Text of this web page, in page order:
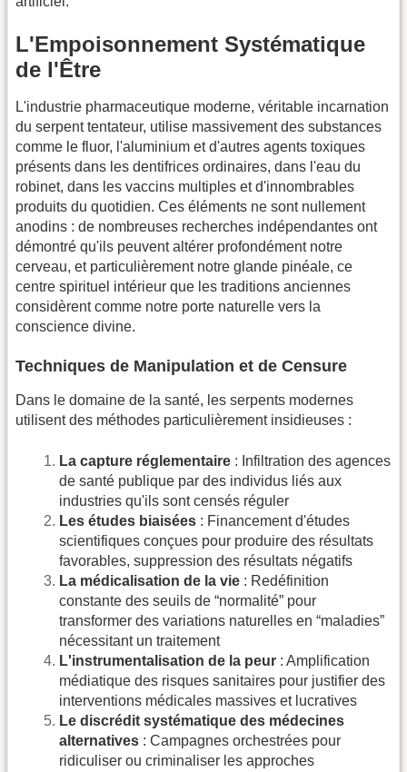
L'Empoisonnement Systématique
de l'Être
L'industrie pharmaceutique moderne, véritable incarnation
du serpent tentateur, utilise massivement des substances
comme le fluor, l'aluminium et d'autres agents toxiques
présents dans les dentifrices ordinaires, dans l'eau du
robinet, dans les vaccins multiples et d'innombrables
produits du quotidien. Ces éléments ne sont nullement
anodins : de nombreuses recherches indépendantes ont
démontré qu'ils peuvent altérer profondément notre
cerveau, et particulièrement notre glande pinéale, ce
centre spirituel intérieur que les traditions anciennes
considèrent comme notre porte naturelle vers la
conscience divine.
Techniques de Manipulation et de Censure
Dans le domaine de la santé, les serpents modernes
utilisent des méthodes particulièrement insidieuses :
La capture réglementaire : Infiltration des agences
de santé publique par des individus liés aux
industries qu'ils sont censés réguler
Les études biaisées : Financement d'études
scientifiques conçues pour produire des résultats
favorables, suppression des résultats négatifs
La médicalisation de la vie : Redéfinition
constante des seuils de “normalité” pour
transformer des variations naturelles en “maladies”
nécessitant un traitement
L'instrumentalisation de la peur : Amplification
médiatique des risques sanitaires pour justifier des
interventions médicales massives et lucratives
Le discrédit systématique des médecines
alternatives : Campagnes orchestrées pour
ridiculiser ou criminaliser les approches